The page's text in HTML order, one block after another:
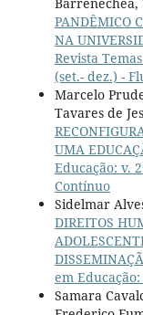
Barrenechea,
PANDÊMICO
NA
Revista
(set.- dez.) -
Marcelo
Tavares de
UMA
Educação: v.
Contínuo
Sidelmar
DIREITOS
em
Samara